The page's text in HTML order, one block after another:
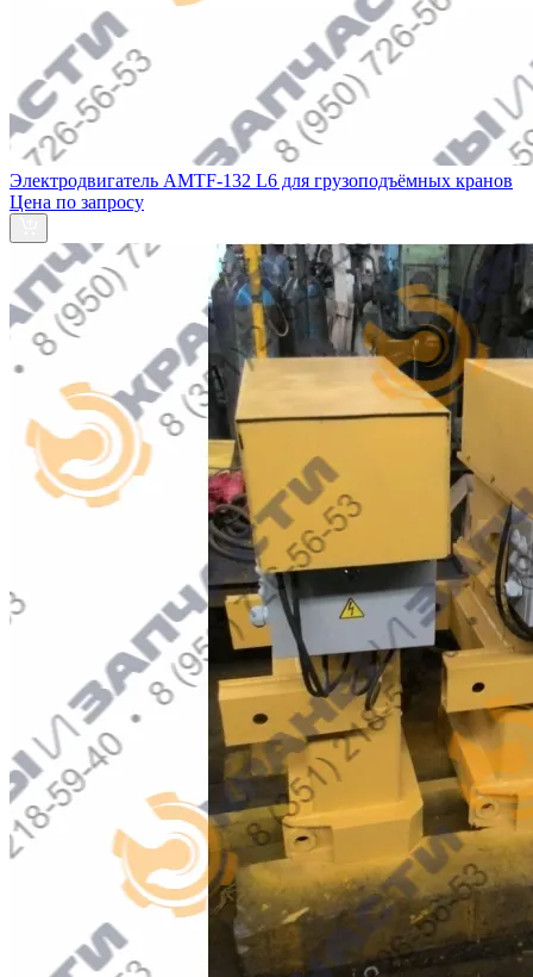
Электродвигатель AMTF-132 L6 для грузоподъёмных кранов
Цена по запросу